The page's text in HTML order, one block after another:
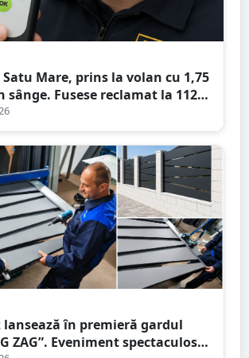
Mare, prins la volan cu 1,75
sânge. Fusese reclamat la 112
contrasens
lansează în premieră gardul
ZAG”. Eveniment spectaculos